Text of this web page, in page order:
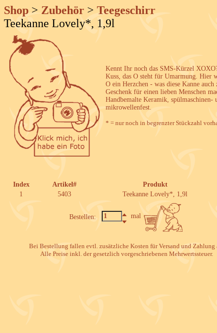
Shop > Zubehör > Teegeschirr
Teekanne Lovely*, 1,9l
Kennt Ihr noch das SMS-Kürzel
Kuss, das O steht für Umarmung. Hier
O ein Herzchen - was diese Kanne auch
Geschenk für einen lieben Menschen
Handbemalte Keramik, spülmaschinen-
mikrowellenfest.
* = nur noch in begrenzter Stückzahl
Index Artikel#
Produkt
1
5403 Teekanne Lovely*, 1,9l
Bestellen: mal
Bei Bestellung fallen evtl. zusätzliche Kosten für Versand und Zahlung
Alle Preise inkl. der gesetzlich vorgeschriebenen Mehrwertssteuer.